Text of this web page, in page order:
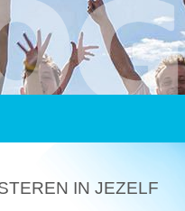
IN JEZELF